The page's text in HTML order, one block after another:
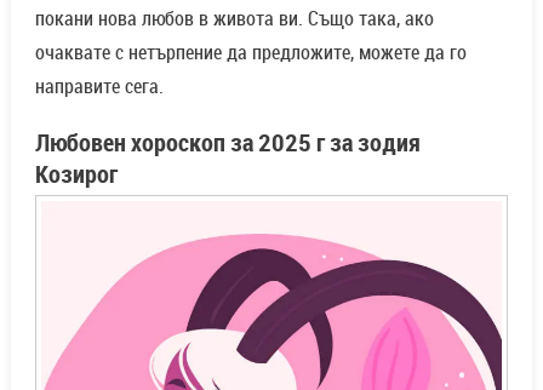
покани нова любов в живота ви. Също така, ако
очаквате с нетърпение да предложите, можете да го
направите сега.
Любовен хороскоп за 2025 г за зодия
Козирог